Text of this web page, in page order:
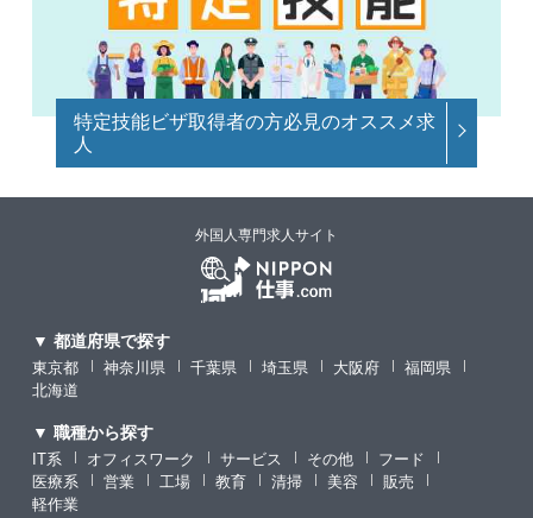
特定技能ビザ取得者の方必見のオススメ求
人
外国人専門求人サイト
▼ 都道府県で探す
東京都 神奈川県 千葉県 埼玉県 大阪府
福岡県
北海道
▼ 職種から探す
IT系 オフィスワーク サービス その他
フード
医療系
営業 工場 教育 清掃 美容
販売
軽作業